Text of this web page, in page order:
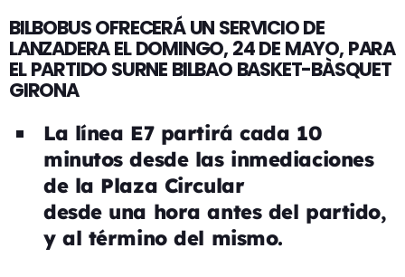
BILBOBUS OFRECERÁ UN SERVICIO DE
LANZADERA EL DOMINGO, 24 DE MAYO, PARA
EL PARTIDO SURNE BILBAO BASKET-BÀSQUET
GIRONA
La línea E7 partirá cada 10
minutos desde las inmediaciones
de la Plaza Circular
desde una hora antes del partido,
y al término del mismo.